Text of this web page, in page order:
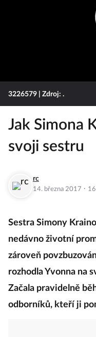
3226579 | Zdroj: .
Jak Simona
svoji sestru
rc
14. března 2017 ·
Sestra Simony
nedávno životní
zároveň
rozhodla Yvonna na
Začala pravidelně
odborníků, kteří ji